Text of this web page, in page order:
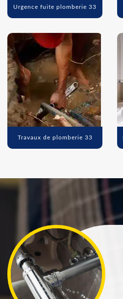
Urgence fuite plomberie 33
Travaux de plomberie 33